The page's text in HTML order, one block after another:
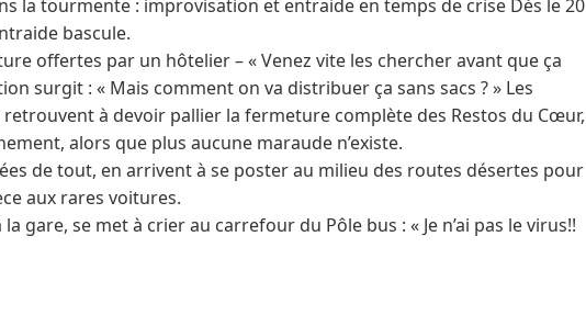
la tourmente : improvisation et entraide en temps de crise Dès le 20
bascule.
offertes par un hôtelier – « Venez vite les chercher avant que ça
surgit : « Mais comment on va distribuer ça sans sacs ? » Les
à devoir pallier la fermeture complète des Restos du Cœur,
alors que plus aucune maraude n’existe.
de tout, en arrivent à se poster au milieu des routes désertes pour
aux rares voitures.
gare, se met à crier au carrefour du Pôle bus : « Je n’ai pas le virus!!